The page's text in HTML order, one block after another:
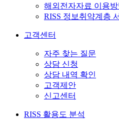
해외전자자료 이용방
RISS 정보취약계층
고객센터
자주 찾는 질문
상담 신청
상담 내역 확인
고객제안
신고센터
RISS 활용도 분석